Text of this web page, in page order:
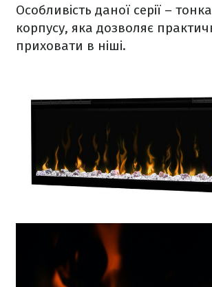
Особливість даної серії –
корпусу, яка дозволяє
приховати в ніші.